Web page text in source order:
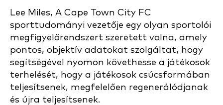
Lee Miles, A Cape Town City FC
sporttudományi vezetője egy olyan sportolói
megfigyelőrendszert szeretett volna, amely
pontos, objektív adatokat szolgáltat, hogy
segítségével nyomon követhesse a játékosok
terhelését, hogy a játékosok csúcsformában
teljesítsenek, megfelelően regenerálódjanak
és újra teljesítsenek.